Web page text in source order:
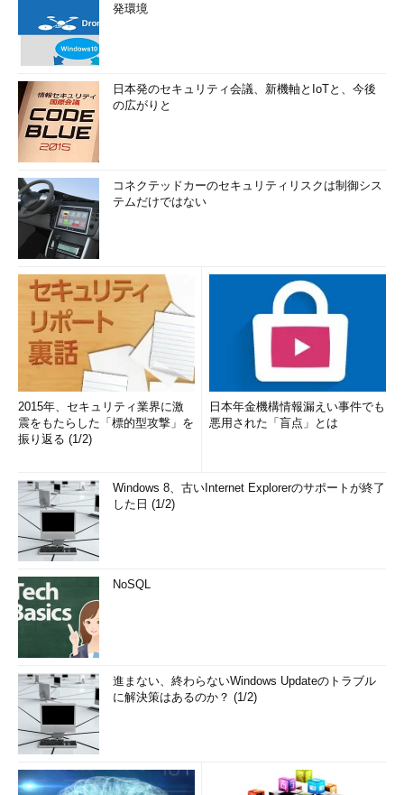
発環境
日本発のセキュリティ会議、新機軸とIoTと、今後
の広がりと
コネクテッドカーのセキュリティリスクは制御シス
テムだけではない
2015年、セキュリティ業界に激
震をもたらした「標的型攻撃」を
振り返る (1/2)
日本年金機構情報漏えい事件でも
悪用された「盲点」とは
Windows 8、古いInternet Explorerのサポートが終了
した日 (1/2)
NoSQL
進まない、終わらないWindows Updateのトラブル
に解決策はあるのか？ (1/2)